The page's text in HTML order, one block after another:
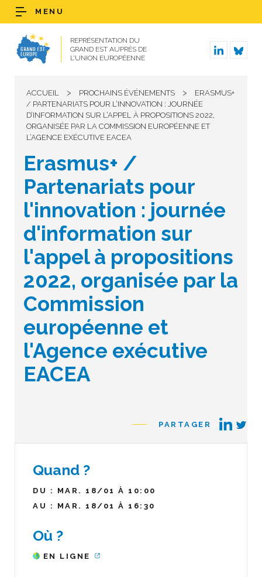
REPRÉSENTATION DU
GRAND EST AUPRÈS DE
L’UNION EUROPÉENNE
MENU
ACCUEIL > PROCHAINS ÉVÉNEMENTS >
ERASMUS+
/ PARTENARIATS POUR L’INNOVATION : JOURNÉE
D’INFORMATION SUR L’APPEL À PROPOSITIONS 2022,
ORGANISÉE PAR LA COMMISSION EUROPÉENNE ET
L’AGENCE EXÉCUTIVE EACEA
Erasmus+ /
Partenariats pour
l'innovation : journée
d'information sur
l'appel à propositions
2022, organisée par la
Commission
européenne et
l'Agence exécutive
EACEA
PARTAGER
Quand ?
DU : MAR. 18/01 À 10:00
AU : MAR. 18/01 À 16:30
Où ?
EN LIGNE